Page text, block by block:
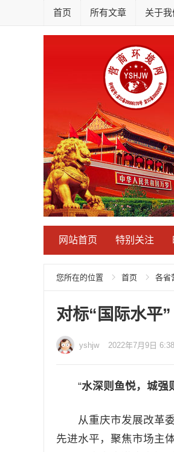
首页 所有文章 关于我
网站首页 特别关注
您所在的位置 首页 各省
对标“国际水平
yshjw 2022年7月9日 6:38
“水深则鱼悦，城强
从重庆市发展改革委
先进水平，聚焦市场主